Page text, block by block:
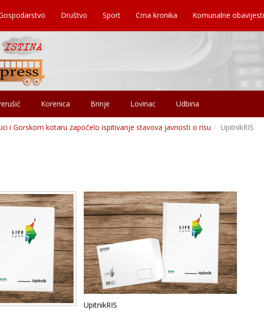
Društvo Sport Crna kronika Komunalne obavijesti
Korenica Brinje Lovinac Udbina
i Gorskom kotaru započelo ispitivanje stavova javnosti o risu UpitnikRIS
UpitnikRIS